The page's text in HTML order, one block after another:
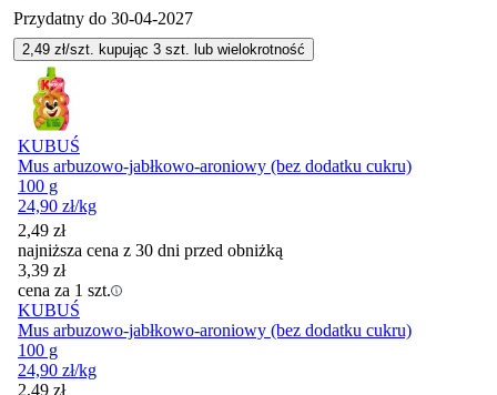
Przydatny do 30-04-2027
2,49 zł/szt. kupując 3 szt. lub wielokrotność
KUBUŚ
Mus arbuzowo-jabłkowo-aroniowy (bez dodatku cukru)
100 g
24,90 zł/kg
2,49 zł
najniższa cena z 30 dni przed obniżką
3,39 zł
cena za 1 szt.
KUBUŚ
Mus arbuzowo-jabłkowo-aroniowy (bez dodatku cukru)
100 g
24,90 zł/kg
2,49 zł